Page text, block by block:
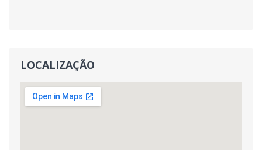
LOCALIZAÇÃO